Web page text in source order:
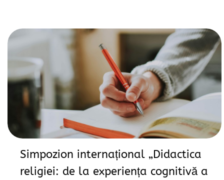
Simpozion internațional „Didactica
religiei: de la experiența cognitivă a